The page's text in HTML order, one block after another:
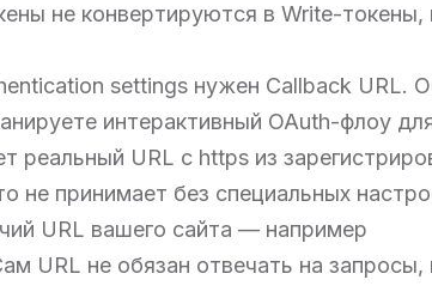
не конвертируются в Write-токены,
settings нужен Callback URL.
интерактивный OAuth-флоу
реальный URL с https из
не принимает без специальных
URL вашего сайта — например
URL не обязан отвечать на запросы,